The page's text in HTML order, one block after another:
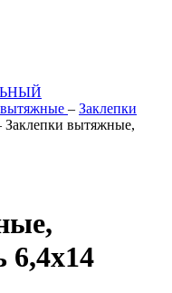
– Заклепки
Заклепки вытяжные,